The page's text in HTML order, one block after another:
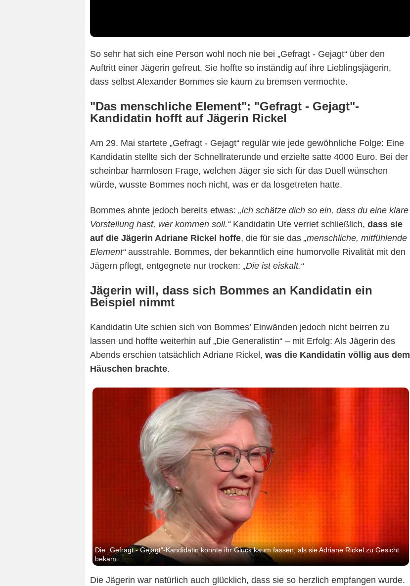
So sehr hat sich eine Person wohl noch nie bei „Gefragt - Gejagt“ über den
Auftritt einer Jägerin gefreut. Sie hoffte so inständig auf ihre Lieblingsjägerin,
dass selbst Alexander Bommes sie kaum zu bremsen vermochte.
"Das menschliche Element": "Gefragt - Gejagt"-
Kandidatin hofft auf Jägerin Rickel
Am 29. Mai startete „Gefragt - Gejagt“ regulär wie jede gewöhnliche Folge: Eine
Kandidatin stellte sich der Schnellraterunde und erzielte satte 4000 Euro. Bei der
scheinbar harmlosen Frage, welchen Jäger sie sich für das Duell wünschen
würde, wusste Bommes noch nicht, was er da losgetreten hatte.
Bommes ahnte jedoch bereits etwas: „Ich schätze dich so ein, dass du eine klare
Vorstellung hast, wer kommen soll.“Kandidatin Ute verriet schließlich, dass sie
auf die Jägerin Adriane Rickel hoffe, die für sie das „menschliche, mitfühlende
Element“ausstrahle. Bommes, der bekanntlich eine humorvolle Rivalität mit den
Jägern pflegt, entgegnete nur trocken: „Die ist eiskalt.“
Jägerin will, dass sich Bommes an Kandidatin ein
Beispiel nimmt
Kandidatin Ute schien sich von Bommes’ Einwänden jedoch nicht beirren zu
lassen und hoffte weiterhin auf „Die Generalistin“ – mit Erfolg: Als Jägerin des
Abends erschien tatsächlich Adriane Rickel, was die Kandidatin völlig aus dem
Häuschen brachte.
ARD
Die „Gefragt - Gejagt“-Kandidatin konnte ihr Glück kaum fassen, als sie Adriane Rickel zu Gesicht
bekam.
Die Jägerin war natürlich auch glücklich, dass sie so herzlich empfangen wurde.